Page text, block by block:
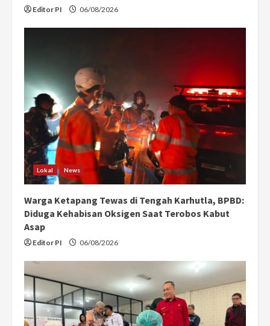
Editor PI 06/08/2026
Lokal News
Warga Ketapang Tewas di Tengah Karhutla, BPBD:
Diduga Kehabisan Oksigen Saat Terobos Kabut
Asap
Editor PI 06/08/2026